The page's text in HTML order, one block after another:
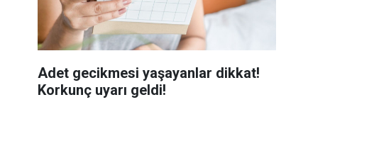
Adet gecikmesi yaşayanlar dikkat!
Korkunç uyarı geldi!